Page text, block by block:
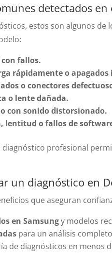
detectados en
estos son algunos de
fallos.
rápidamente o apagados
o conectores
o lente dañada.
con sonido distorsionado.
lentitud o fallos de
diagnóstico profesional
un diagnóstico en
que aseguran
en Samsungy modelos
para un análisis
de diagnósticos en menos